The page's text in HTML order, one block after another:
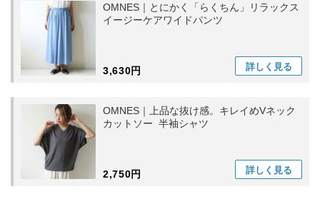
OMNES｜とにかく「らくちん」リラックス
イージーケアワイドパンツ
3,630円 詳しく 見る
OMNES｜上品な抜け感。キレイめVネック
カットソー 半袖シャツ
2,750円 詳しく 見る